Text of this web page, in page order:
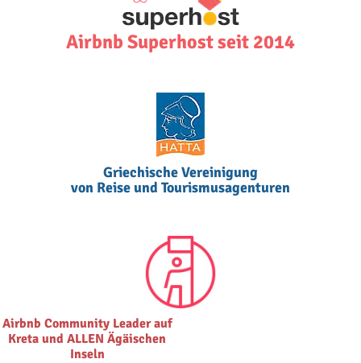
Airbnb Superhost seit 2014
Griechische Vereinigung
von Reise und Tourismusagenturen
Airbnb Community Leader auf
Kreta und ALLEN Ägäischen
Inseln